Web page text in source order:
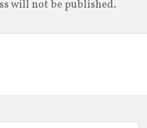
will not be published.